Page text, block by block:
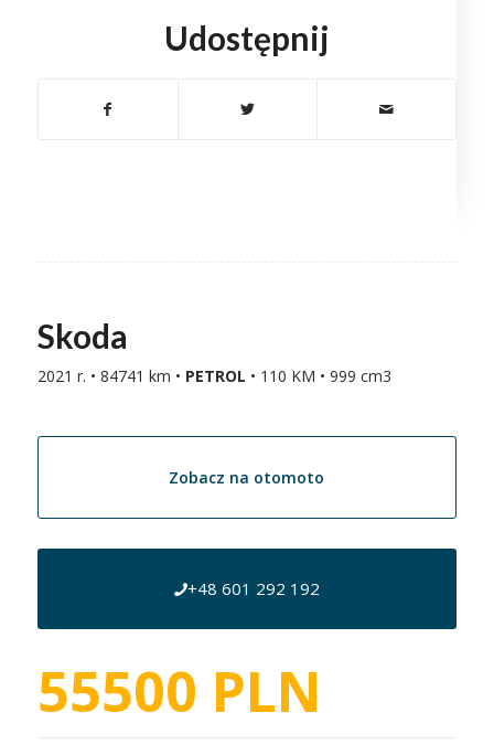
Udostępnij
Skoda
2021 r. • 84741 km • PETROL • 110 KM • 999 cm3
Zobacz na otomoto
+48 601 292 192
55500 PLN